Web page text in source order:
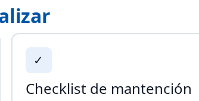
✓
Checklist de mantención